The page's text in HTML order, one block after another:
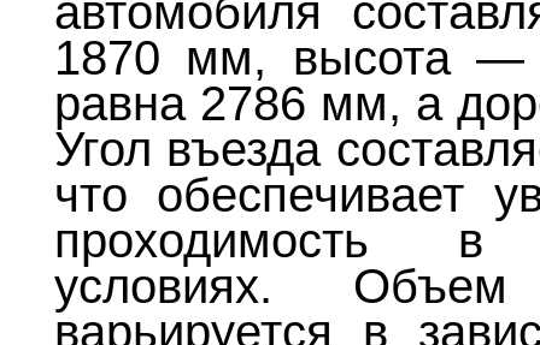
автомобиля
1870 мм, высота —
равна 2786 мм, а
Угол въезда
что обеспечивает
проходимость в
условиях. Объем
варьируется в